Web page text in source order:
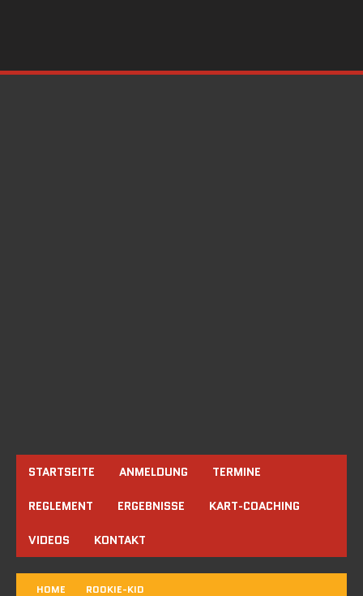
STARTSEITE ANMELDUNG TERMINE
REGLEMENT ERGEBNISSE KART-COACHING
VIDEOS KONTAKT
HOME ROOKIE-KID